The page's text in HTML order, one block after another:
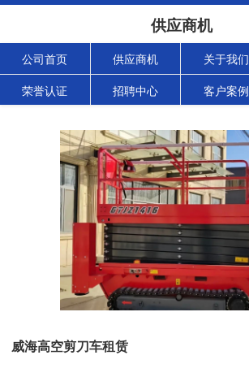
供应商机
公司首页 供应商机 关于我们
荣誉认证 招聘中心 客户案例
威海高空剪刀车租赁